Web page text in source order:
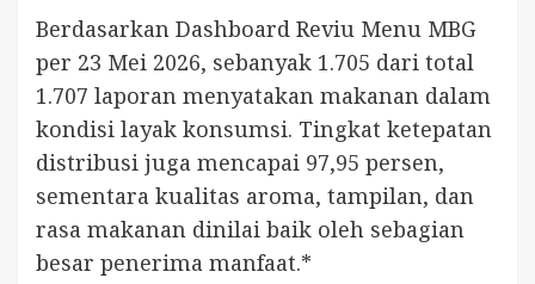
Berdasarkan Dashboard Reviu Menu MBG
per 23 Mei 2026, sebanyak 1.705 dari total
1.707 laporan menyatakan makanan dalam
kondisi layak konsumsi. Tingkat ketepatan
distribusi juga mencapai 97,95 persen,
sementara kualitas aroma, tampilan, dan
rasa makanan dinilai baik oleh sebagian
besar penerima manfaat.*